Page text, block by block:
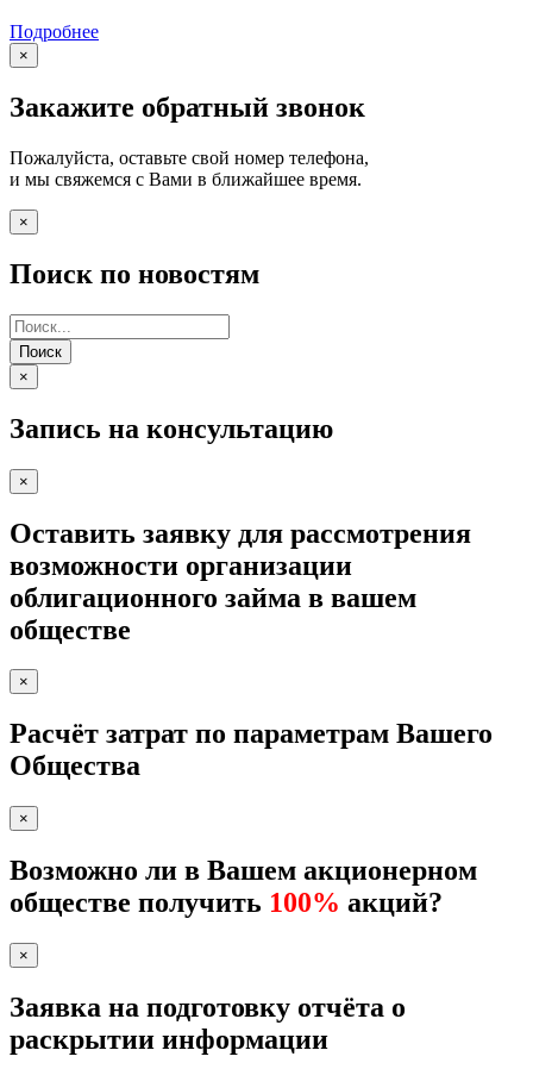
Подробнее
×
Закажите обратный звонок
Пожалуйста, оставьте свой номер телефона,
и мы свяжемся с Вами в ближайшее время.
×
Поиск по новостям
Поиск
×
Запись на консультацию
×
Оставить заявку для рассмотрения
возможности организации
облигационного займа в вашем
обществе
×
Расчёт затрат по параметрам Вашего
Общества
×
Возможно ли в Вашем акционерном
обществе получить 100% акций?
×
Заявка на подготовку отчёта о
раскрытии информации